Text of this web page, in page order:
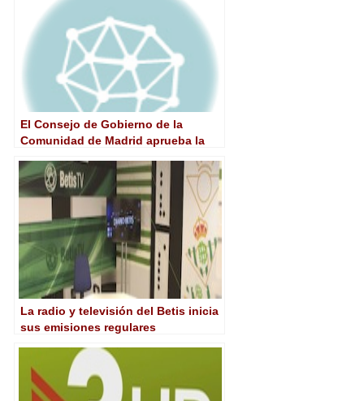
El Consejo de Gobierno de la
Comunidad de Madrid aprueba la
Madrid
La radio y televisión del Betis inicia
sus emisiones regulares